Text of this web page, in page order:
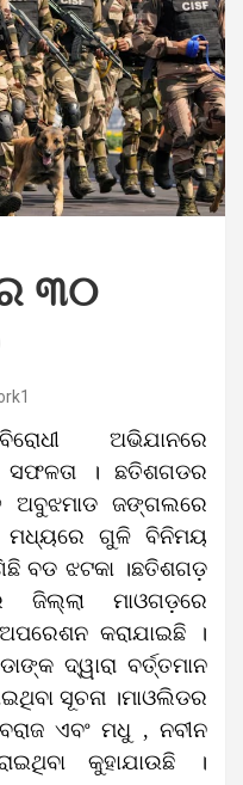
୩୦
ଅଭିଯାନରେ
ସଫଳତା । ଛତିଶଗଡର
ଅବୁଝମାଡ ଜଙ୍ଗଲରେ
ମଧ୍ୟରେ ଗୁଳି ବିନିମୟ
ବଡ ଝଟକା ।ଛତିଶଗଡ଼
ଜିଲ୍ଲା ମାଓଗଡ଼ରେ
କରାଯାଇଛି ।
ଦ୍ୱାରା ବର୍ତ୍ତମାନ
ସୂଚନା ।ମାଓଲିଡର
ଏବଂ ମଧୁ , ନବୀନ
କୁହାଯାଉଛି ।